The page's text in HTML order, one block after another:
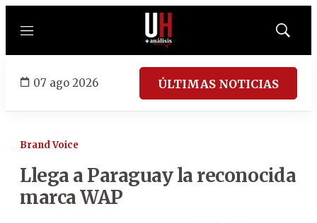
Menú
Mostrar
07 ago 2026 ÚLTIMAS NOTICIAS
Brand Voice
Llega a Paraguay la reconocida
marca WAP